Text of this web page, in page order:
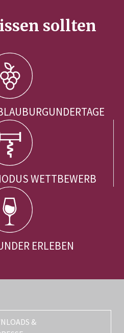
sollten
WETTBEWERB
ERLEBEN
&